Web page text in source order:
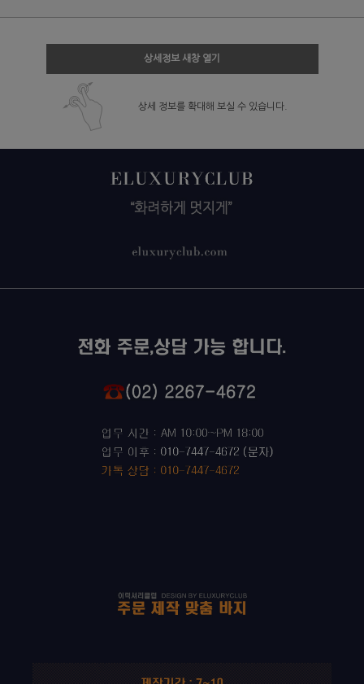
상세정보 새창 열기
상세 정보를 확대해 보실 수 있습니다.